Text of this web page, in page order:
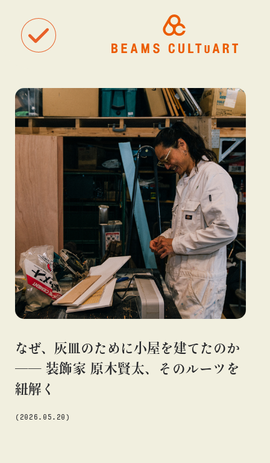
聴
着
タグ一覧
#BEAMS CULTUART #BEAMS MANGART
#BEAMS
#bPrビームス
#Bギャラリー
#TOKYO CULTUART by BEAMS
#Tシャツ
#アート
#アートが生まれるところ
#アートフェア #アイドル
#アニメ
#エンタメ #ギャラリー #グッズ
#デザイン
#ビームス カルチャー ト 高輪
#ビームス ジャパン
#ファッション
#フェニカ #マンガ
#モノ・カルチャ
#ライブ
#レコード #写真 #抽選販売 #漫画
#絵画
#美術館 #言葉 #連載 #音楽
なぜ、灰皿のために小屋を建てたのか
── 装飾家 原木賢太、そのルーツを
紐解く
(2026.05.20)